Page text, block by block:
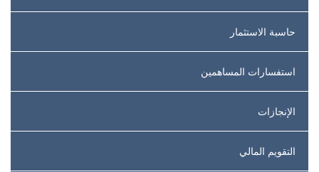
حاسبة الاستثمار
استفسارات المساهمين
الإنجازات
التقويم المالي